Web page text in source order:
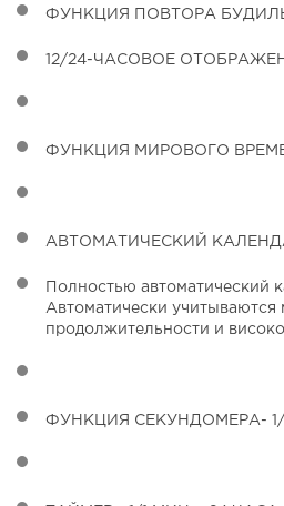
ФУНКЦИЯ ПОВТОРА
12/24-ЧАСОВОЕ
ФУНКЦИЯ МИРОВОГО
АВТОМАТИЧЕСКИЙ
Полностью автоматический
Автоматически учитываются
продолжительности и
ФУНКЦИЯ СЕКУНДОМЕРА- 1/